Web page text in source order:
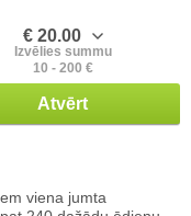
€ 20.00
Izvēlies summu
10 - 200 €
Atvērt
viena jumta